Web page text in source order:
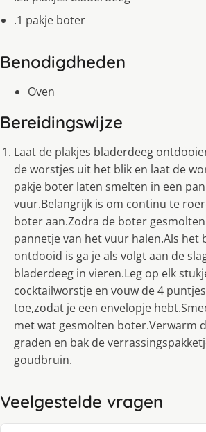
.1 pakje boter
Benodigdheden
Oven
Bereidingswijze
Laat de plakjes bladerdeeg
de worstjes uit het blik en laat de
pakje boter laten smelten in een
vuur.Belangrijk is om continu te
boter aan.Zodra de boter
pannetje van het vuur halen.Als het
ontdooid is ga je als volgt aan de
bladerdeeg in vieren.Leg op elk
cocktailworstje en vouw de 4
toe,zodat je een envelopje
met wat gesmolten boter.Verwarm
graden en bak de
goudbruin.
Veelgestelde vragen